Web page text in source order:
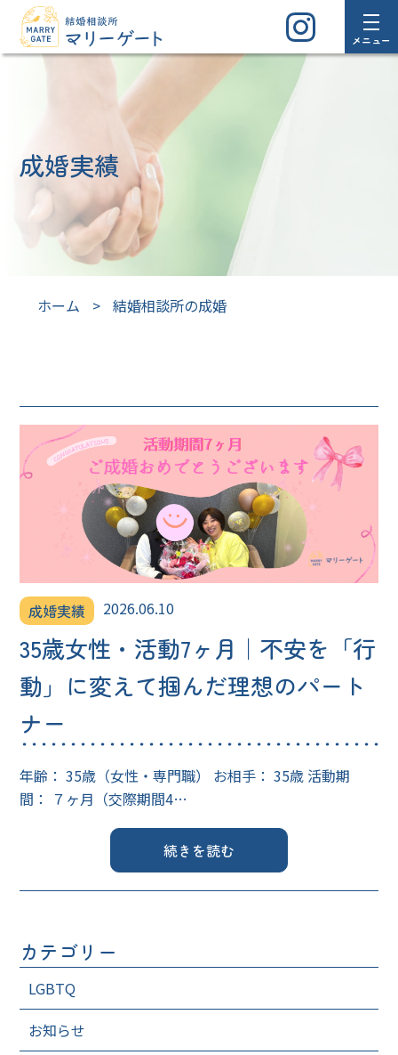
メニュー
成婚実績
ホーム > 結婚相談所の成婚
成婚実績 2026.06.10
35歳女性・活動7ヶ月｜不安を「行
動」に変えて掴んだ理想のパート
ナー
年齢： 35歳（女性・専門職） お相手： 35歳 活動期
間： ７ヶ月（交際期間4…
続きを読む
カテゴリー
LGBTQ
お知らせ